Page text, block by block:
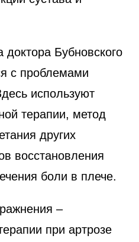
Бубновского
с проблемами
используют
терапии, метод
других
восстановления
боли в плече.
–
при артрозе